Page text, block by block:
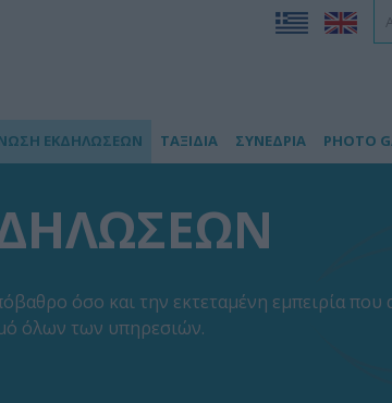
ΕΚΔΗΛΩΣΕΩΝ ΤΑΞΙΔΙΑ ΣΥΝΕΔΡΙΑ PHOTO
όσο και την εκτεταμένη εμπειρία που
όλων των υπηρεσιών.